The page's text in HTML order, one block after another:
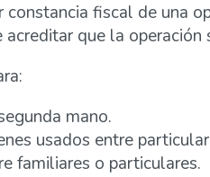
fiscal de una
que la
mano.
usados entre
familiares o particulares.